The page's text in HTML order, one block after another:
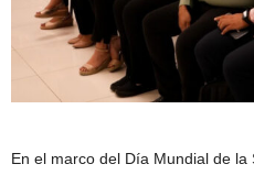
En el marco del Día Mundial de